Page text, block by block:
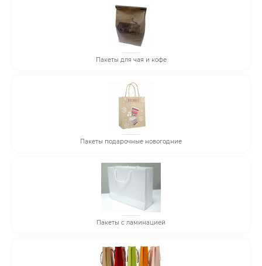
Пакеты для чая и кофе
Пакеты подарочные новогодние
Пакеты с ламинацией